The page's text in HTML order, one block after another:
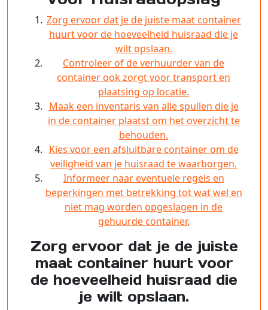
Zorg ervoor dat je de juiste maat container
huurt voor de hoeveelheid huisraad die je
wilt opslaan.
Controleer of de verhuurder van de
container ook zorgt voor transport en
plaatsing op locatie.
Maak een inventaris van alle spullen die je
in de container plaatst om het overzicht te
behouden.
Kies voor een afsluitbare container om de
veiligheid van je huisraad te waarborgen.
Informeer naar eventuele regels en
beperkingen met betrekking tot wat wel en
niet mag worden opgeslagen in de
gehuurde container.
Zorg ervoor dat je de juiste
maat container huurt voor
de hoeveelheid huisraad die
je wilt opslaan.